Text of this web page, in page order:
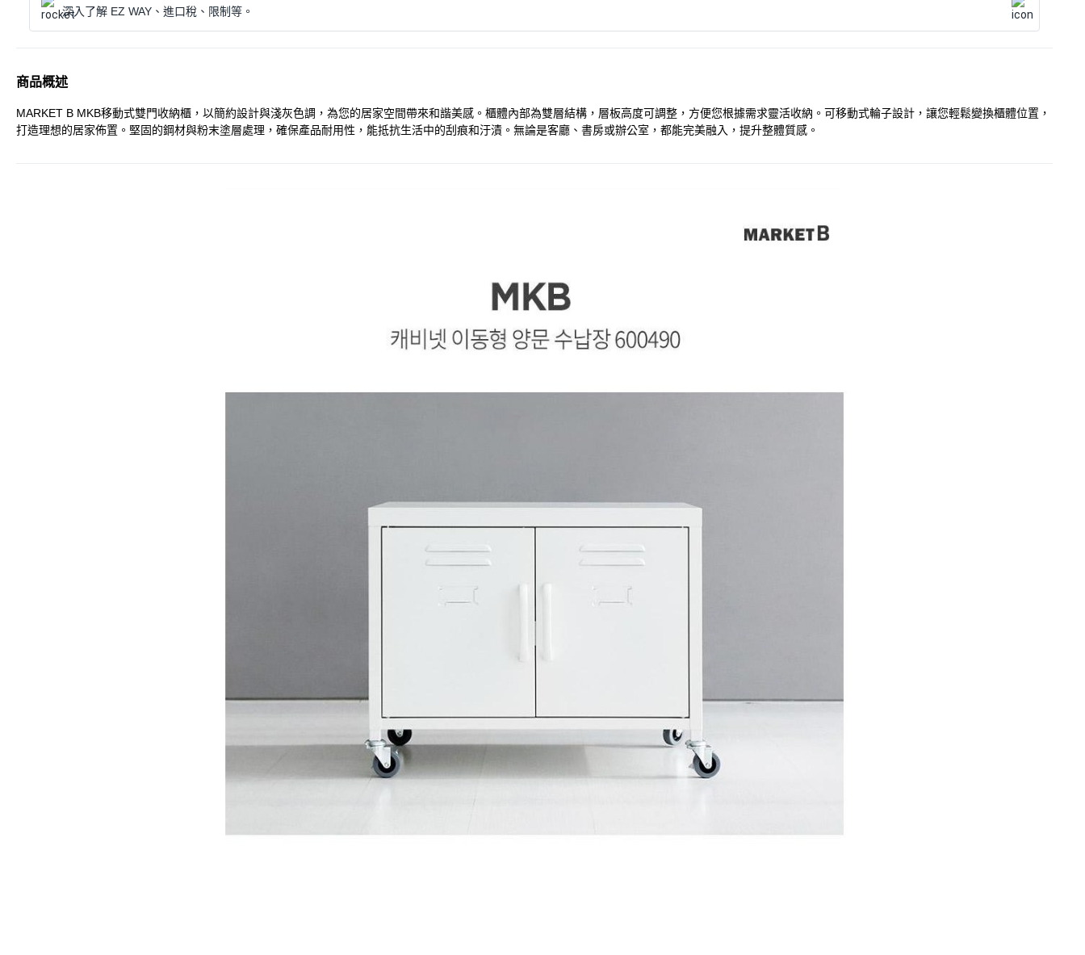
深入了解 EZ WAY、進口稅、限制等。
商品概述
MARKET B MKB移動式雙門收納櫃，以簡約設計與淺灰色調，為您的居家空間帶來和諧美感。櫃體內部為雙層結構，層板高度可調整，方便您根據需求靈活收納。可移動式輪子設計，讓您輕鬆變換櫃體位置，
打造理想的居家佈置。堅固的鋼材與粉末塗層處理，確保產品耐用性，能抵抗生活中的刮痕和汙漬。無論是客廳、書房或辦公室，都能完美融入，提升整體質感。